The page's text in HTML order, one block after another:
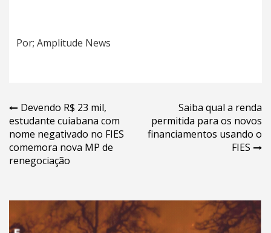
Por; Amplitude News
Navegação
de
Post
Devendo R$ 23 mil,
estudante cuiabana com
nome negativado no FIES
comemora nova MP de
renegociação
Saiba qual a renda
permitida para os novos
financiamentos usando o
FIES